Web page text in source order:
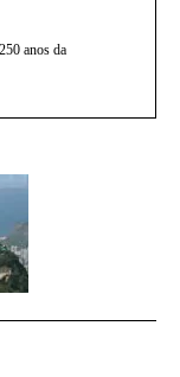
anos da